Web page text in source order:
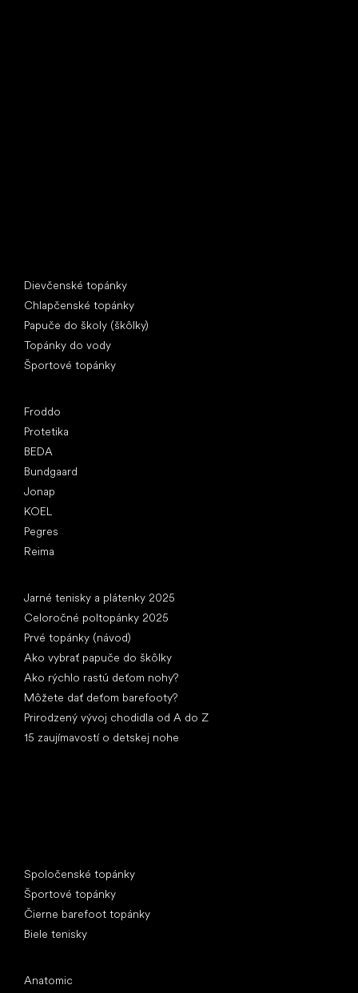
Dievčenské topánky
Chlapčenské topánky
Papuče do školy (škôlky)
Topánky do vody
Športové topánky
Froddo
Protetika
BEDA
Bundgaard
Jonap
KOEL
Pegres
Reima
Jarné tenisky a plátenky 2025
Celoročné poltopánky 2025
Prvé topánky (návod)
Ako vybrať papuče do škôlky
Ako rýchlo rastú deťom nohy?
Môžete dať deťom barefooty?
Prirodzený vývoj chodidla od A do Z
15 zaujímavostí o detskej nohe
Spoločenské topánky
Športové topánky
Čierne barefoot topánky
Biele tenisky
Anatomic